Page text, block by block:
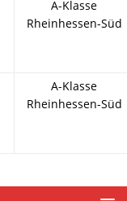
A-Klasse
Rheinhessen-Süd
A-Klasse
Rheinhessen-Süd